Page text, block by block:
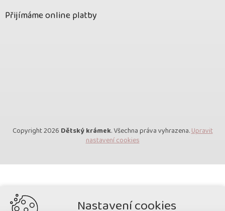
Přijímáme online platby
Copyright 2026 Dětský krámek. Všechna práva vyhrazena.Upravit
nastavení cookies
Nastavení cookies